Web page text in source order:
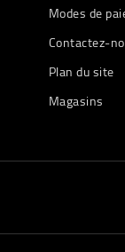
Modes de
Contactez-
Plan du site
Magasins